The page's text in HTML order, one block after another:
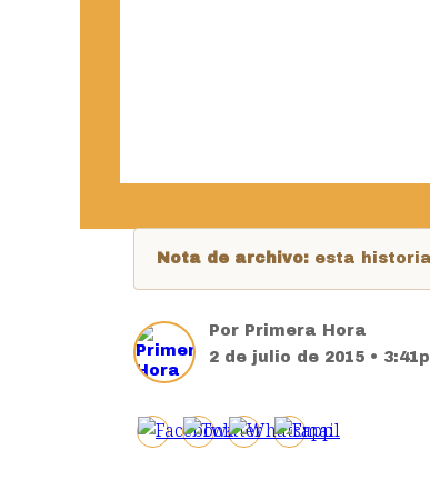
Nota de archivo: esta
Por Primera Hora
2 de julio de 2015 •